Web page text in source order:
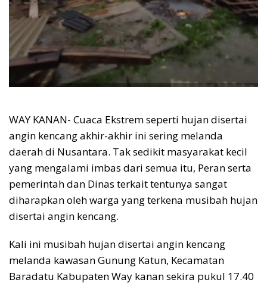
WAY KANAN- Cuaca Ekstrem seperti hujan disertai
angin kencang akhir-akhir ini sering melanda
daerah di Nusantara. Tak sedikit masyarakat kecil
yang mengalami imbas dari semua itu, Peran serta
pemerintah dan Dinas terkait tentunya sangat
diharapkan oleh warga yang terkena musibah hujan
disertai angin kencang.
Kali ini musibah hujan disertai angin kencang
melanda kawasan Gunung Katun, Kecamatan
Baradatu Kabupaten Way kanan sekira pukul 17.40